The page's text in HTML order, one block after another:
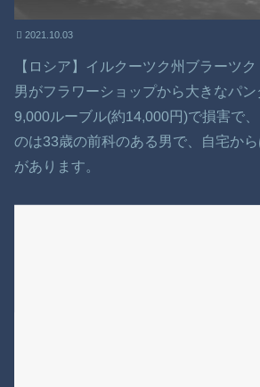
2021.10.03
【ロシア】イルクーツク州ブラーツク
男がフラワーショップから大きなパ
9,000ルーブル(約14,000円)で損害で
のは33歳の前科のある男で、自宅か
があります。